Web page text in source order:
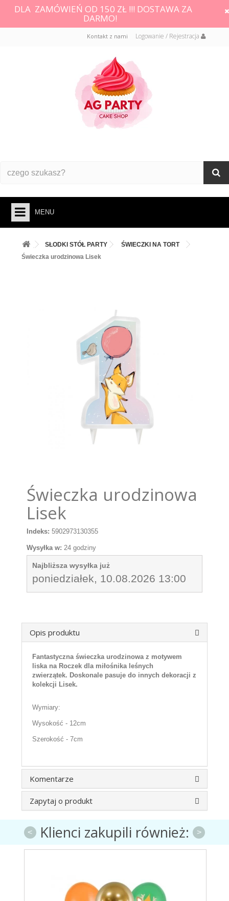
DLA ZAMÓWIEŃ OD 150 ZŁ !!! DOSTAWA ZA
DARMO!
Logowanie / Rejestracja
Kontakt z nami
MENU
PIECZENIE
PODKŁADY /PRZEKŁADKI/WSPORNIKI/BANKETÓWKI
SŁODKI STÓŁ PARTY
ŚWIECZKI NA TORT
Świeczka urodzinowa Lisek
Świeczka urodzinowa
Lisek
Indeks: 5902973130355
Wysyłka w: 24 godziny
Najbliższa wysyłka już
poniedziałek, 10.08.2026 13:00
Opis produktu
Fantastyczna świeczka urodzinowa z motywem
liska na Roczek dla miłośnika leśnych
zwierzątek. Doskonale pasuje do innych dekoracji z
kolekcji Lisek.
Wymiary:
Wysokość - 12cm
Szerokość - 7cm
Komentarze
Zapytaj o produkt
Klienci zakupili również:
< >